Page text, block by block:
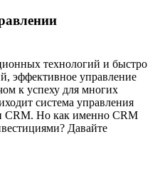
технологий и быстро
эффективное управление
к успеху для многих
система управления
CRM. Но как именно CRM
Давайте